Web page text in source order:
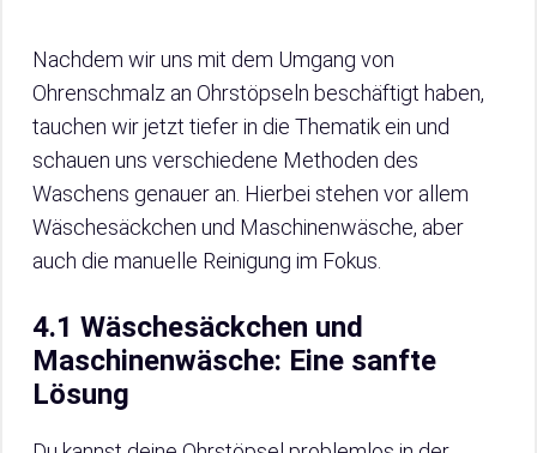
Nachdem wir uns mit dem Umgang von
Ohrenschmalz an Ohrstöpseln beschäftigt haben,
tauchen wir jetzt tiefer in die Thematik ein und
schauen uns verschiedene Methoden des
Waschens genauer an. Hierbei stehen vor allem
Wäschesäckchen und Maschinenwäsche, aber
auch die manuelle Reinigung im Fokus.
4.1 Wäschesäckchen und
Maschinenwäsche: Eine sanfte
Lösung